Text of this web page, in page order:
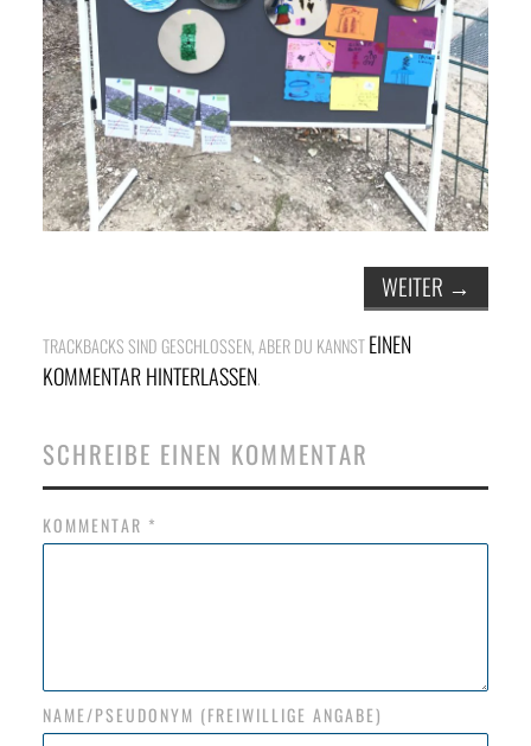
WEITER →
TRACKBACKS SIND GESCHLOSSEN, ABER DU KANNSTEINEN
KOMMENTAR HINTERLASSEN.
SCHREIBE EINEN KOMMENTAR
KOMMENTAR *
NAME/PSEUDONYM (FREIWILLIGE ANGABE)